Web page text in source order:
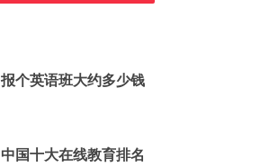
报个英语班大约多少钱
中国十大在线教育排名